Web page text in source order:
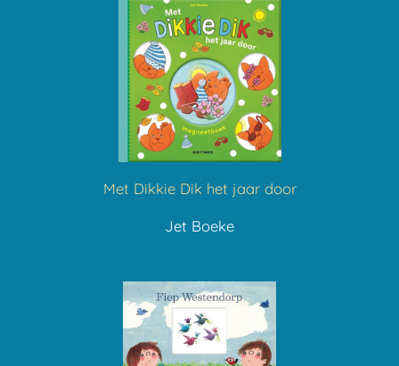
Met Dikkie Dik het jaar door
Jet Boeke